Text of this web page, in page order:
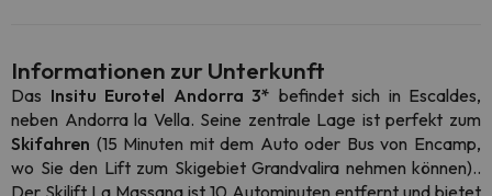
Informationen zur Unterkunft
Das Insitu Eurotel Andorra 3* befindet sich in Escaldes,
neben Andorra la Vella. Seine zentrale Lage ist perfekt zum
Skifahren (15 Minuten mit dem Auto oder Bus von Encamp,
wo Sie den Lift zum Skigebiet Grandvalira nehmen können)..
Der Skilift La Massana ist 10 Autominuten entfernt und bietet